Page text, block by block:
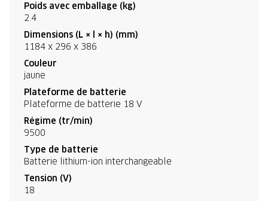
Poids avec emballage (kg)
2.4
Dimensions (L × l × h) (mm)
1184 x 296 x 386
Couleur
jaune
Plateforme de batterie
Plateforme de batterie 18 V
Régime (tr/min)
9500
Type de batterie
Batterie lithium-ion interchangeable
Tension (V)
18